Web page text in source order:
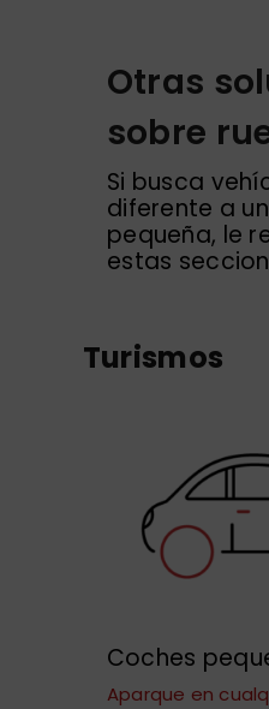
Otras
sobre
Si busca
diferente a
pequeña, le
estas
Turismos
Coches
Aparque en